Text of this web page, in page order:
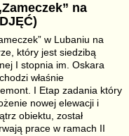
na
w Lubaniu na
który jest siedzibą
I stopnia im. Oskara
właśnie
I Etap zadania który
nowej elewacji i
obiektu, został
prace w ramach II